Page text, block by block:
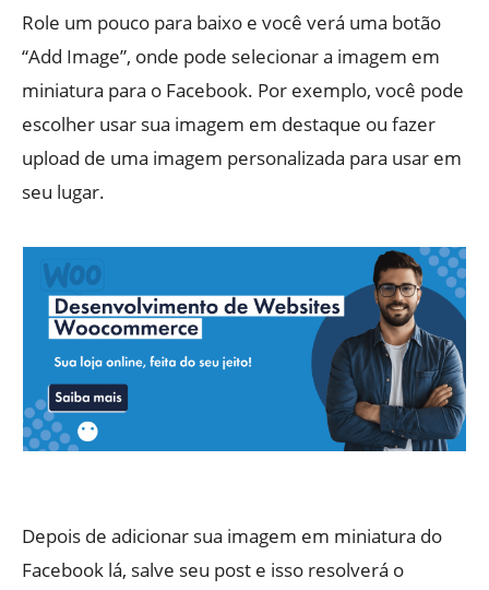
Role um pouco para baixo e você verá uma botão
“Add Image”, onde pode selecionar a imagem em
miniatura para o Facebook. Por exemplo, você pode
escolher usar sua imagem em destaque ou fazer
upload de uma imagem personalizada para usar em
seu lugar.
Depois de adicionar sua imagem em miniatura do
Facebook lá, salve seu post e isso resolverá o